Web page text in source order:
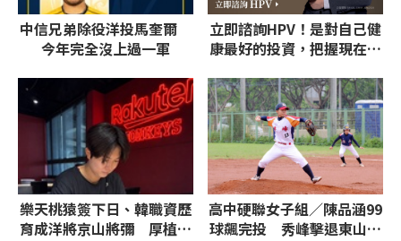
中信兄弟除役洋投馬奎爾
今年完全沒上過一軍
立即諮詢HPV！是對自己健
康最好的投資，把握現在不
樂天桃猿簽下日、韓職資歷
育成洋將京山將彌 厚植先
高中硬聯女子組／陳品涵99
球飆完投 秀峰擊退東山闖